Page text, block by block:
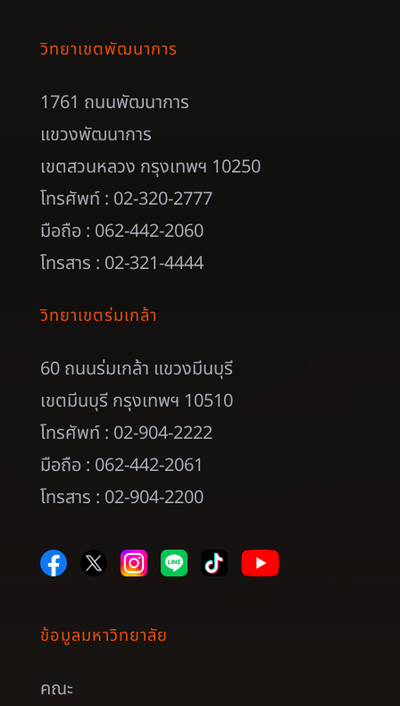
วิทยาเขตพัฒนาการ
1761 ถนนพัฒนาการ
แขวงพัฒนาการ
เขตสวนหลวง กรุงเทพฯ 10250
โทรศัพท์ : 02-320-2777
มือถือ : 062-442-2060
โทรสาร : 02-321-4444
วิทยาเขตร่มเกล้า
60 ถนนร่มเกล้า แขวงมีนบุรี
เขตมีนบุรี กรุงเทพฯ 10510
โทรศัพท์ : 02-904-2222
มือถือ : 062-442-2061
โทรสาร : 02-904-2200
ข้อมูลมหาวิทยาลัย
คณะ